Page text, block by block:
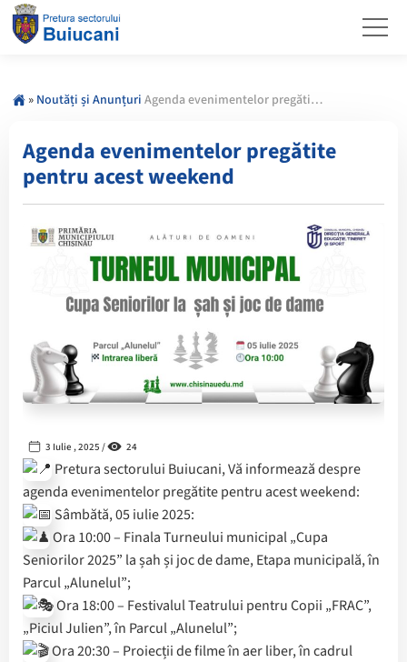
» Noutăți și Anunțuri Agenda evenimentelor pregătite pentru acest weekend
Agenda evenimentelor pregătite
pentru acest weekend
3 Iulie , 2025 / 24
Pretura sectorului Buiucani, Vă informează despre
agenda evenimentelor pregătite pentru acest weekend:
Sâmbătă, 05 iulie 2025:
Ora 10:00 – Finala Turneului municipal „Cupa
Seniorilor 2025” la șah și joc de dame, Etapa municipală, în
Parcul „Alunelul”;
Ora 18:00 – Festivalul Teatrului pentru Copii „FRAC”,
„Piciul Julien”, în Parcul „Alunelul”;
Ora 20:30 – Proiecții de filme în aer liber, în cadrul